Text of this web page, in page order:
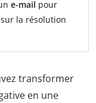
e-mail pour
la résolution
transformer
en une